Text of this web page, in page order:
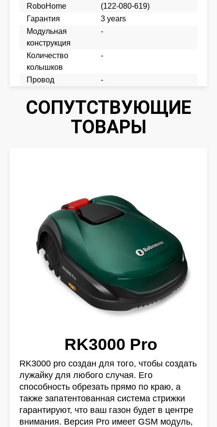
RoboHome
(122-080-619)
Гарантия
3 years
Модульная
конструкция
-
Количество
колышков
-
Провод -
СОПУТСТВУЮЩИЕ
ТОВАРЫ
RK3000 Pro
RK3000 pro создан для того, чтобы создать
лужайку для любого случая. Его
способность обрезать прямо по краю, а
также запатентованная система стрижки
гарантируют, что ваш газон будет в центре
внимания. Версия Pro имеет GSM модуль,